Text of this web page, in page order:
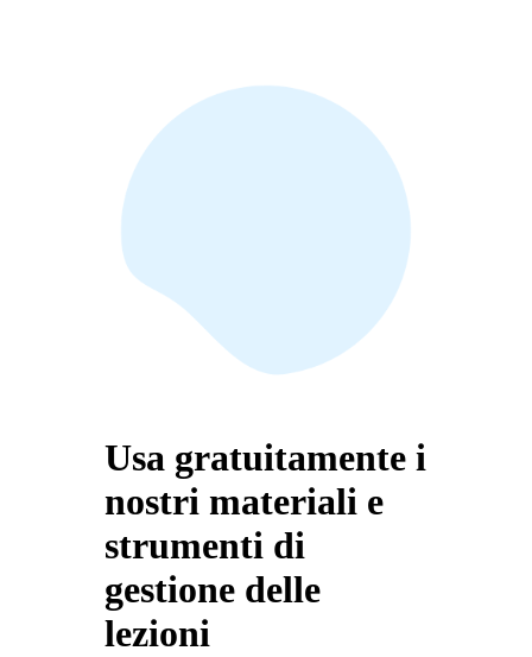
Usa gratuitamente i
nostri materiali e
strumenti di
gestione delle
lezioni